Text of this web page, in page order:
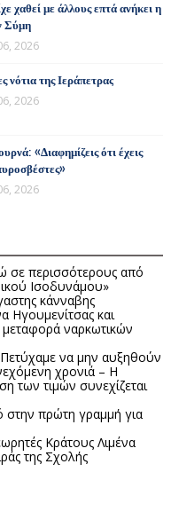
χαθεί με άλλους επτά ανήκει η
Σύμη
2026
νότια της Ιεράπετρας
2026
«Διαφημίζεις ότι έχεις
2026
σε περισσότερους από
Ισοδυνάμου»
κάνναβης
Ηγουμενίτσας και
ναρκωτικών
«Πετύχαμε να μην αυξηθούν
χρονιά – Η
των τιμών συνεχίζεται
στην πρώτη γραμμή για
Κράτους Λιμένα
της Σχολής